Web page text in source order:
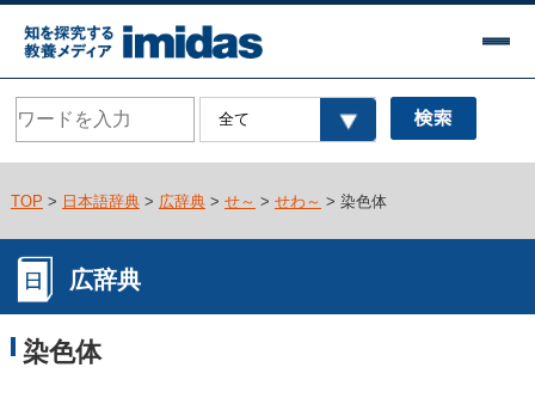
TOP > 日本語辞典> 広辞典> せ～ > せわ～ > 染色体
広辞典
染色体